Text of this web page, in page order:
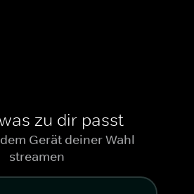
zu dir passt
Gerät deiner Wahl
streamen